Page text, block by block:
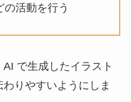
の活動を行う
で生成したイラスト
りやすいようにしま